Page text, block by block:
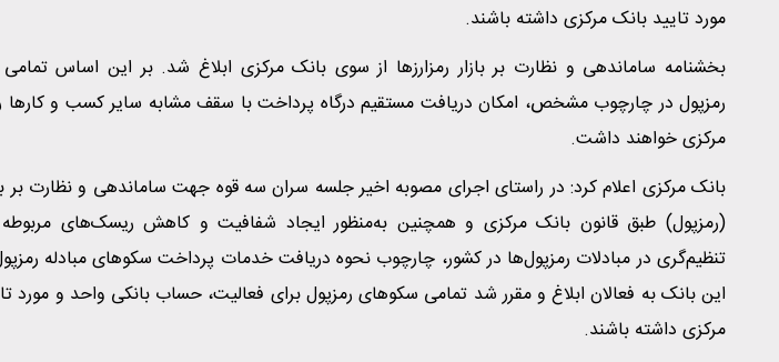
مورد تایید بانک مرکزی داشته باشند.
بخشنامه ساماندهی و نظارت بر بازار رمزارزها از سوی بانک مرکزی ابلاغ شد. بر این اساس
رمزپول در چارچوب مشخص، امکان دریافت مستقیم درگاه پرداخت با سقف مشابه سایر کسب و کارها
مرکزی خواهند داشت.
بانک مرکزی اعلام کرد: در راستای اجرای مصوبه اخیر جلسه سران سه قوه جهت ساماندهی و نظارت بر
(رمزپول) طبق قانون بانک مرکزی و همچنین به‌منظور ایجاد شفافیت و کاهش ریسک‌های
تنظیم‌گری در مبادلات رمزپول‌ها در کشور، چارچوب نحوه دریافت خدمات پرداخت سکوهای مبادله
این بانک به فعالان ابلاغ و مقرر شد تمامی سکوهای رمزپول برای فعالیت، حساب بانکی واحد و مورد
مرکزی داشته باشند.